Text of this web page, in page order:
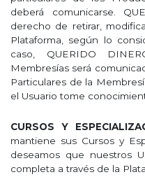
deberá comunicarse.
derecho de retirar,
Plataforma, según lo
caso, QUERIDO
Membresías será
Particulares de la
el Usuario tome
CURSOS Y
mantiene sus Cursos y
deseamos que nuestros
completa a través de la